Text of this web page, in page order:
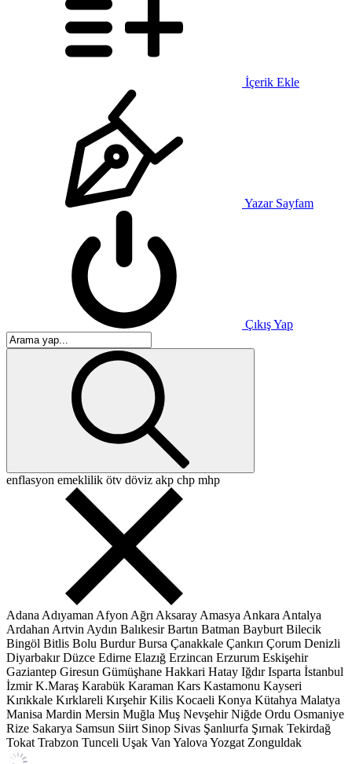
İçerik Ekle
Yazar Sayfam
Çıkış Yap
enflasyon emeklilik ötv döviz akp chp mhp
Adana Adıyaman Afyon Ağrı Aksaray Amasya Ankara Antalya
Ardahan Artvin Aydın Balıkesir Bartın Batman Bayburt Bilecik
Bingöl Bitlis Bolu Burdur Bursa Çanakkale Çankırı Çorum Denizli
Diyarbakır Düzce Edirne Elazığ Erzincan Erzurum Eskişehir
Gaziantep Giresun Gümüşhane Hakkari Hatay Iğdır Isparta İstanbul
İzmir K.Maraş Karabük Karaman Kars Kastamonu Kayseri
Kırıkkale Kırklareli Kırşehir Kilis Kocaeli Konya Kütahya Malatya
Manisa Mardin Mersin Muğla Muş Nevşehir Niğde Ordu Osmaniye
Rize Sakarya Samsun Siirt Sinop Sivas Şanlıurfa Şırnak Tekirdağ
Tokat Trabzon Tunceli Uşak Van Yalova Yozgat Zonguldak